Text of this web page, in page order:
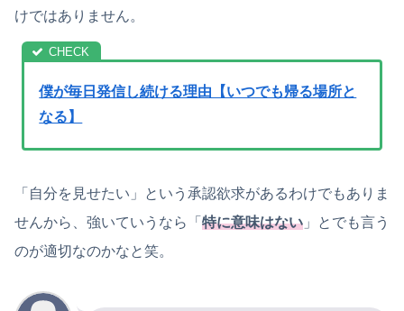
けではありません。
僕が毎日発信し続ける理由【いつでも帰る場所と
なる】
「自分を見せたい」という承認欲求があるわけでもありま
せんから、強いていうなら「 特に意味はない 」とでも言う
のが適切なのかなと笑。